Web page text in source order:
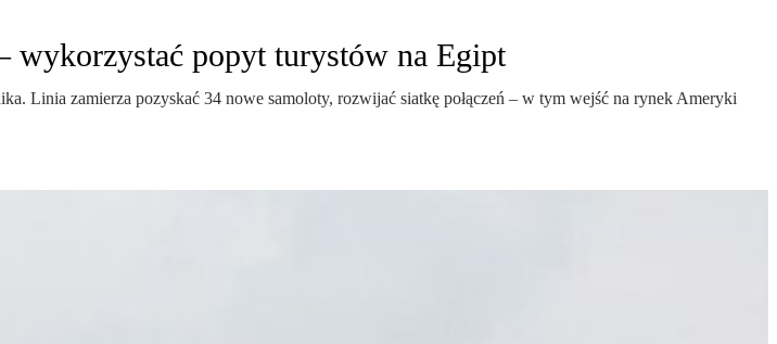
wykorzystać popyt turystów na Egipt
Linia zamierza pozyskać 34 nowe samoloty, rozwijać siatkę połączeń – w tym wejść na rynek Ameryki